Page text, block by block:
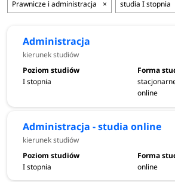
Prawnicze i administracja × studia I stopnia
Administracja
kierunek studiów
I stopnia
online
Administracja - studia online
kierunek studiów
I stopnia online